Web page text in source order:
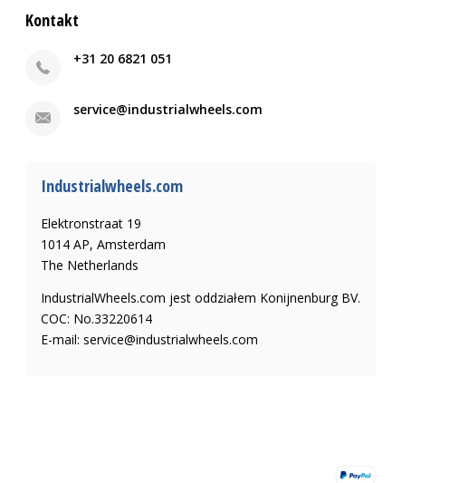
Kontakt
+31 20 6821 051
service@industrialwheels.com
Industrialwheels.com
Elektronstraat 19
1014 AP, Amsterdam
The Netherlands
IndustrialWheels.com jest oddziałem Konijnenburg BV.
COC: No.33220614
E-mail: service@industrialwheels.com